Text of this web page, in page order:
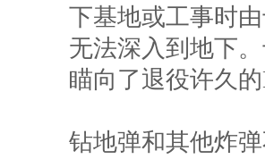
下基地或工事时
无法深入到地下
瞄向了退役许久
钻地弹和其他炸